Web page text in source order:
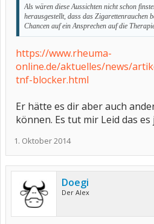
Als wären diese Aussichten nicht schon
herausgestellt, dass das Zigarettenrauchen
Chancen auf ein Ansprechen auf die
https://www.rheuma-
online.de/aktuelles/news/
tnf-blocker.html
Er hätte es dir aber auch
können. Es tut mir Leid das
1. Oktober 2014
Doegi
Der Alex